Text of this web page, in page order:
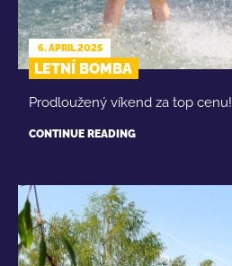
6. APRIL 2025
LETNÍ BOMBA
Prodloužený víkend za top cenu!
CONTINUE READING